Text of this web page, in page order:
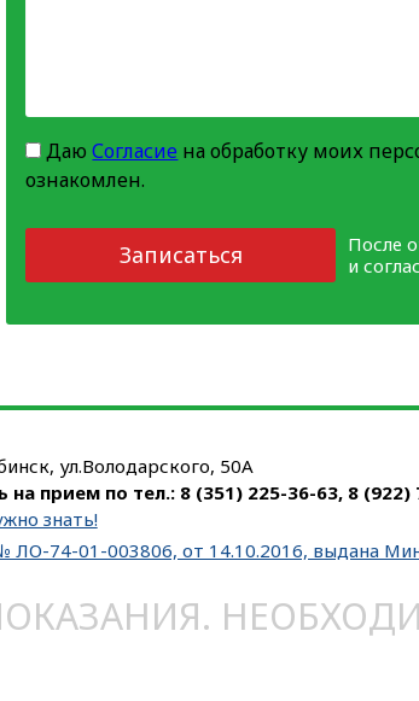
ДаюСогласие на обработку моих
ознакомлен.
Записаться
После
и
ул.Володарского, 50А
на прием по тел.: 8 (351) 225-36-63, 8 (922)
знать!
ЛО-74-01-003806, от 14.10.2016, выдана